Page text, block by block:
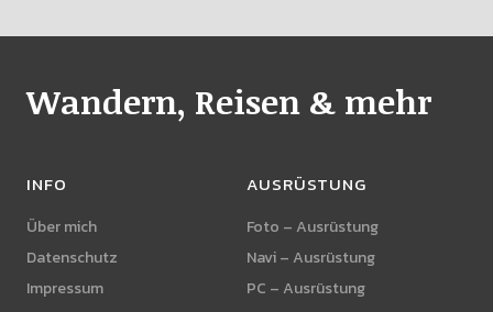
Über mich
Datenschutz
Impressum
Kontakt
Foto – Ausrüstung
Navi – Ausrüstung
PC – Ausrüstung
Wander – Ausrüstung